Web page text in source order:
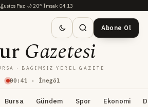
Paz·🌙20°·İmsak 04:13
00 : 41 · İnegöl
Gazetesi
· BAĞIMSIZ YEREL GAZETE
Abone Ol
Bursa Gündem Spor Ekonomi